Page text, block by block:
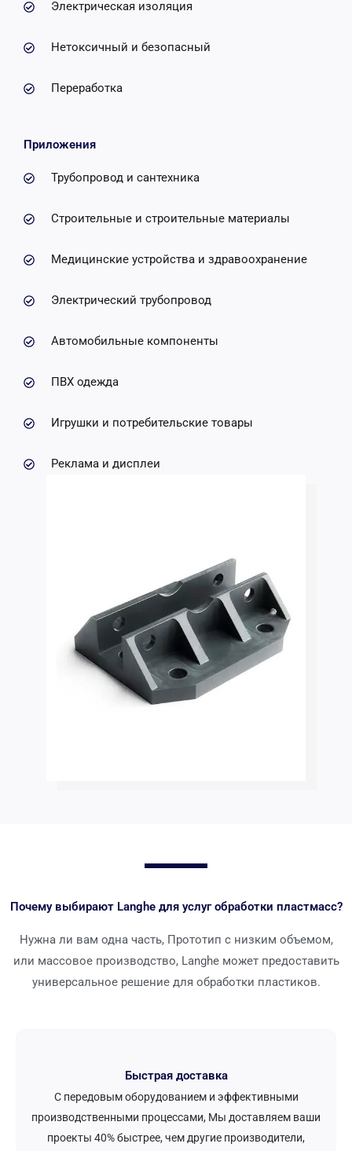
Электрическая изоляция
Нетоксичный и безопасный
Переработка
Приложения
Трубопровод и сантехника
Строительные и строительные материалы
Медицинские устройства и здравоохранение
Электрический трубопровод
Автомобильные компоненты
ПВХ одежда
Игрушки и потребительские товары
Реклама и дисплеи
Почему выбирают Langhe для услуг обработки пластмасс?
Нужна ли вам одна часть, Прототип с низким объемом,
или массовое производство, Langhe может предоставить
универсальное решение для обработки пластиков.
Быстрая доставка
С передовым оборудованием и эффективными
производственными процессами, Мы доставляем ваши
проекты 40% быстрее, чем другие производители,